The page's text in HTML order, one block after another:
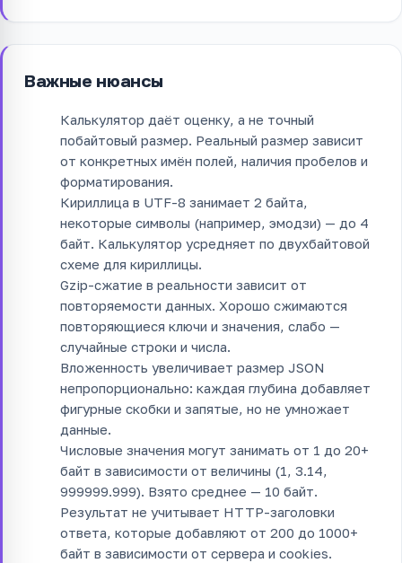
Важные нюансы
Калькулятор даёт оценку, а не точный
побайтовый размер. Реальный размер зависит
от конкретных имён полей, наличия пробелов и
форматирования.
Кириллица в UTF-8 занимает 2 байта,
некоторые символы (например, эмодзи) — до 4
байт. Калькулятор усредняет по двухбайтовой
схеме для кириллицы.
Gzip-сжатие в реальности зависит от
повторяемости данных. Хорошо сжимаются
повторяющиеся ключи и значения, слабо —
случайные строки и числа.
Вложенность увеличивает размер JSON
непропорционально: каждая глубина добавляет
фигурные скобки и запятые, но не умножает
данные.
Числовые значения могут занимать от 1 до 20+
байт в зависимости от величины (1, 3.14,
999999.999). Взято среднее — 10 байт.
Результат не учитывает HTTP-заголовки
ответа, которые добавляют от 200 до 1000+
байт в зависимости от сервера и cookies.